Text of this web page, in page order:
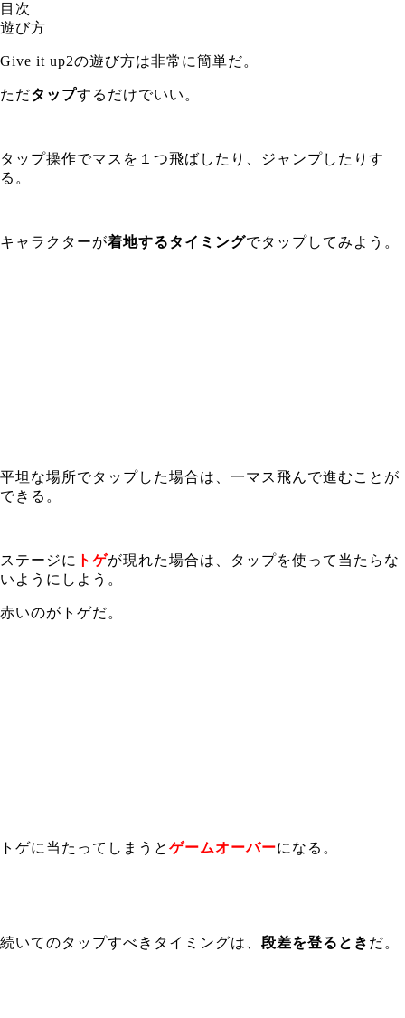
目次
遊び方
Give it up2の遊び方は非常に簡単だ。
ただタップするだけでいい。
タップ操作でマスを１つ飛ばしたり、ジャンプしたりす
る。
キャラクターが着地するタイミングでタップしてみよう。
平坦な場所でタップした場合は、一マス飛んで進むことが
できる。
ステージに トゲが現れた場合は、タップを使って当たらな
いようにしよう。
赤いのがトゲだ。
トゲに当たってしまうと ゲームオーバーになる。
続いてのタップすべきタイミングは、 段差を登るとき だ。